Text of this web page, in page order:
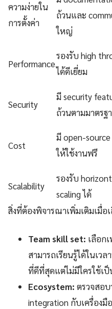
ความง่ายใน
การตั้งค่า
ถ้วนและ
ใหญ่
Performance
รองรับ high
ได้ดีเยี่ยม
Security
มี security
ถ้วนตามมาตรฐ
Cost
มี open-source
ให้ใช้งานฟรี
Scalability
รองรับ
scaling ได้
สิ่งที่ต้องพิจารณาเพิ่มเติมเมื่อ
Team skill set: เลือก
สามารถเรียนรู้ได้ในเว
ที่ดีที่สุดแต่ไม่มีใครใช้เ
Ecosystem: ตรวจสอบ
integration กับเครื่อง